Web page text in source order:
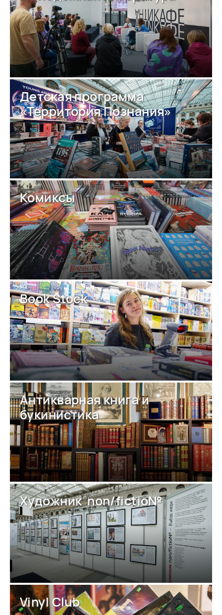
Детская программа
«Территория Познания»
Комиксы
Book Stock
Антикварная книга и
букинистика
Художник non/fictio№
Vinyl Club